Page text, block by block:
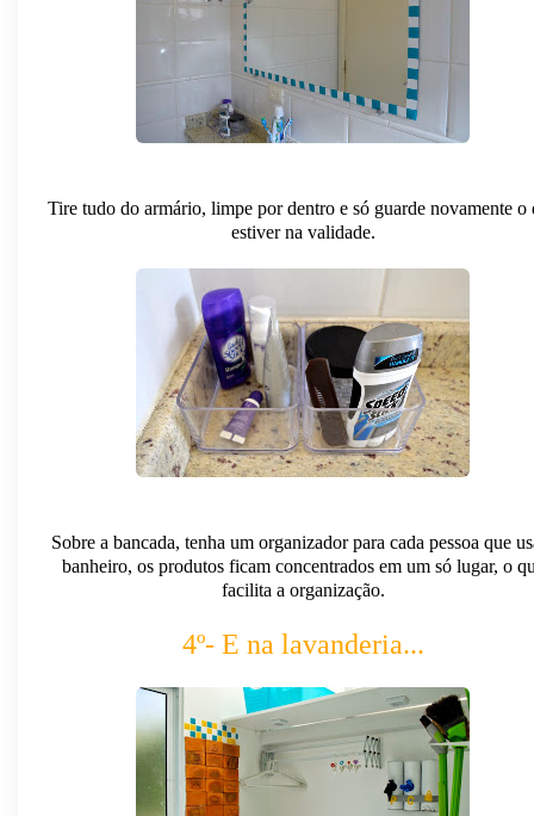
Tire tudo do armário, limpe por dentro e só guarde novamente o
estiver na validade.
Sobre a bancada, tenha um organizador para cada pessoa que
banheiro, os produtos ficam concentrados em um só lugar, o
facilita a organização.
4º- E na lavanderia...